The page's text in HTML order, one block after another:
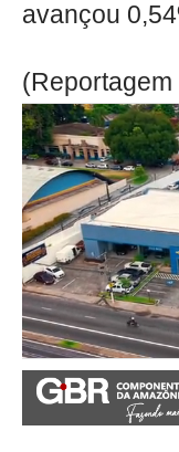
avançou